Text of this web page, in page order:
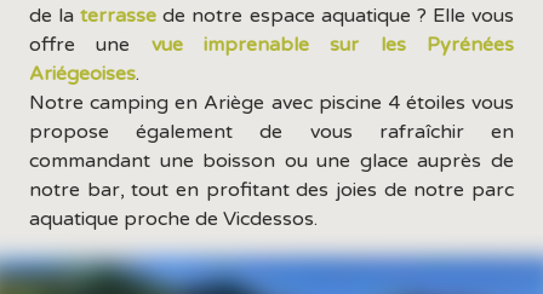
de laterrasse de notre espace aquatique ? Elle vous
offre une vue imprenable sur les Pyrénées
Ariégeoises.
Notre camping en Ariège avec piscine 4 étoiles vous
propose également de vous rafraîchir en
commandant une boisson ou une glace auprès de
notre bar, tout en profitant des joies de notre parc
aquatique proche de Vicdessos.